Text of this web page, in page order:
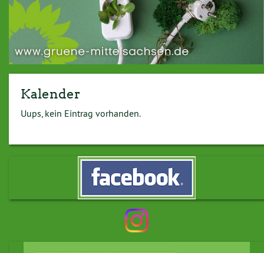
Kalender
Uups, kein Eintrag vorhanden.